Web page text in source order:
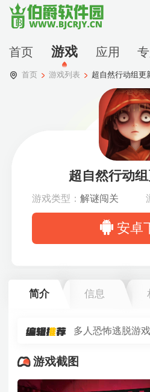
首页 游戏 应用
首页 游戏列表 超自然行动组更
超自然行动
游戏类型： 解谜闯关
安卓
简介 信息
多人恐怖逃脱游戏
游戏截图